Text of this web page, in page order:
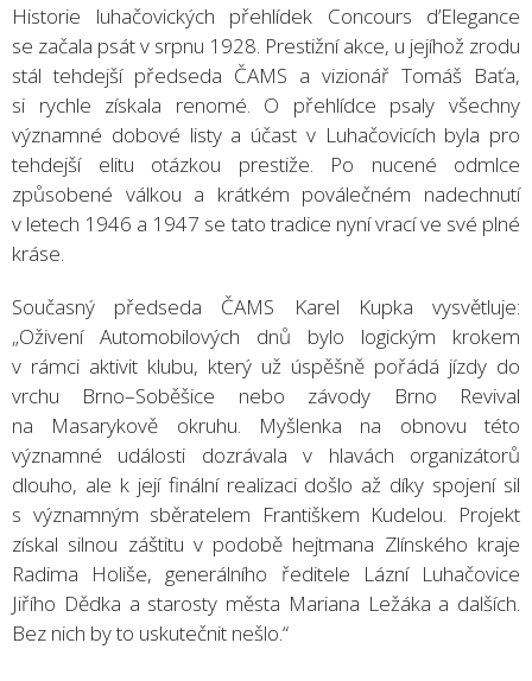
Historie luhačovických přehlídek Concours d’Elegance
se začala psát v srpnu 1928. Prestižní akce, u jejíhož zrodu
stál tehdejší předseda ČAMS a vizionář Tomáš Baťa,
si rychle získala renomé. O přehlídce psaly všechny
významné dobové listy a účast v Luhačovicích byla pro
tehdejší elitu otázkou prestiže. Po nucené odmlce
způsobené válkou a krátkém poválečném nadechnutí
v letech 1946 a 1947 se tato tradice nyní vrací ve své plné
kráse.
Současný předseda ČAMS Karel Kupka vysvětluje:
„Oživení Automobilových dnů bylo logickým krokem
v rámci aktivit klubu, který už úspěšně pořádá jízdy do
vrchu Brno–Soběšice nebo závody Brno Revival
na Masarykově okruhu. Myšlenka na obnovu této
významné události dozrávala v hlavách organizátorů
dlouho, ale k její finální realizaci došlo až díky spojení sil
s významným sběratelem Františkem Kudelou. Projekt
získal silnou záštitu v podobě hejtmana Zlínského kraje
Radima Holiše, generálního ředitele Lázní Luhačovice
Jiřího Dědka a starosty města Mariana Ležáka a dalších.
Bez nich by to uskutečnit nešlo.“